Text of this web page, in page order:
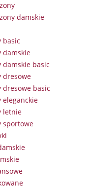
damskie
basic
damskie
damskie basic
dresowe
dresowe basic
eleganckie
letnie
sportowe